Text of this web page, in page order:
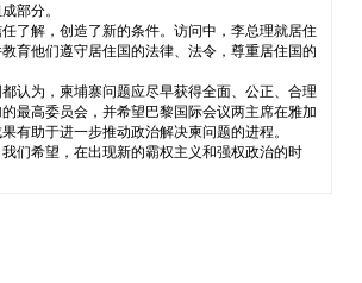
部分。
了解，创造了新的条件。访问中，李总理就居住
育他们遵守居住国的法律、法令，尊重居住国的
认为，柬埔寨问题应尽早获得全面、公正、合理
最高委员会，并希望巴黎国际会议两主席在雅加
有助于进一步推动政治解决柬问题的进程。
们希望，在出现新的霸权主义和强权政治的时